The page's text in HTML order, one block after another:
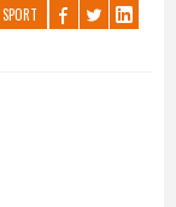
SPORT